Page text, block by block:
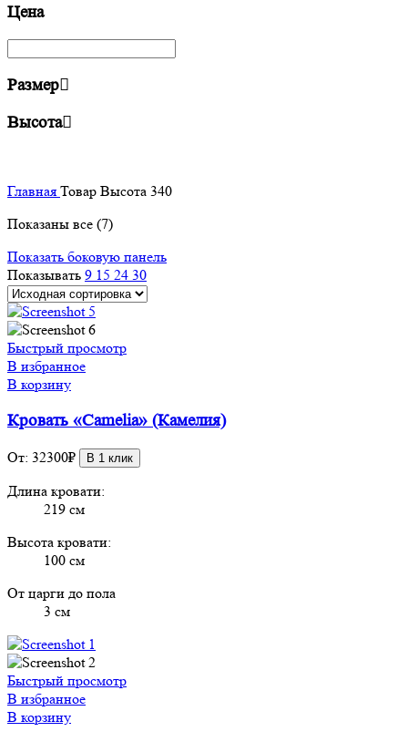
Цена
Размер
Высота
Главная Товар Высота 340
Показаны все (7)
Показать боковую панель
Показывать 9 15 24 30
Быстрый просмотр
В избранное
В корзину
Кровать «Camelia» (Камелия)
От: 32300₽ В 1 клик
Длина кровати:
219 см
Высота кровати:
100 см
От царги до пола
3 см
Быстрый просмотр
В избранное
В корзину